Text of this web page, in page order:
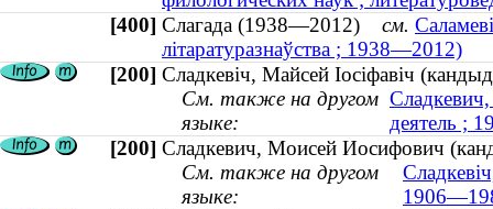
[400] Слагада (1938—2012) см.
літаратуразнаўства ; 1938—2012)
[200] Сладкевіч, Майсей Іосіфавіч
См. также на другом
языке:
деятель ;
[200] Сладкевич, Моисей Иосифович
См. также на другом
языке: